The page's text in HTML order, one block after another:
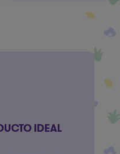
IDEAL